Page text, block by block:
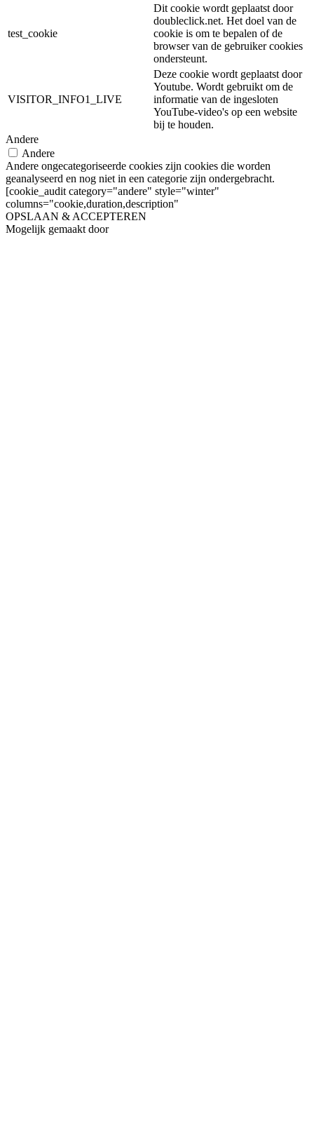
test_cookie
Dit cookie wordt geplaatst door
doubleclick.net. Het doel van de
cookie is om te bepalen of de
browser van de gebruiker cookies
ondersteunt.
VISITOR_INFO1_LIVE
Deze cookie wordt geplaatst door
Youtube. Wordt gebruikt om de
informatie van de ingesloten
YouTube-video's op een website
bij te houden.
Andere
Andere
Andere ongecategoriseerde cookies zijn cookies die worden
geanalyseerd en nog niet in een categorie zijn ondergebracht.
[cookie_audit category="andere" style="winter"
columns="cookie,duration,description"
OPSLAAN & ACCEPTEREN
Mogelijk gemaakt door